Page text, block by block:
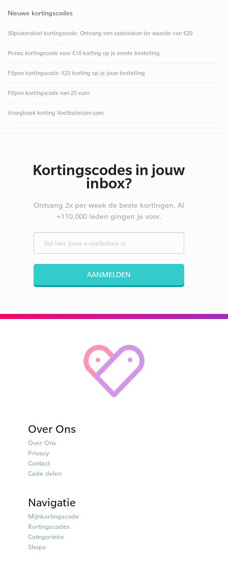
Nieuwe kortingscodes
50plusmobiel kortingscode: Ontvang een cadeaubon ter waarde van €20
Picnoc kortingscode voor €10 korting op je eerste bestelling
Fitpen kortingscode: €25 korting op je jouw bestelling
Fitpen kortingscode van 25 euro
Vroegboek korting Voetbalreizen.com
Kortingscodes in jouw
inbox?
Ontvang 2x per week de beste kortingen. Al
+110.000 leden gingen je voor.
AANMELDEN
Over Ons
Over Ons
Privacy
Contact
Code delen
Navigatie
Mijnkortingscode
Kortingscodes
Categorieën
Shops